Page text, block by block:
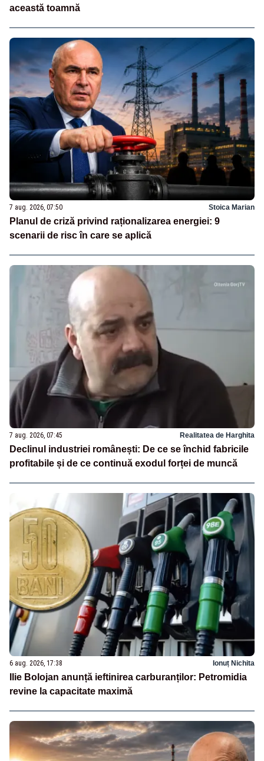
această toamnă
7 aug. 2026, 07:50 Stoica Marian
Planul de criză privind raționalizarea energiei: 9
scenarii de risc în care se aplică
7 aug. 2026, 07:45 Realitatea de Harghita
Declinul industriei românești: De ce se închid fabricile
profitabile și de ce continuă exodul forței de muncă
6 aug. 2026, 17:38 Ionuț Nichita
Ilie Bolojan anunță ieftinirea carburanților: Petromidia
revine la capacitate maximă